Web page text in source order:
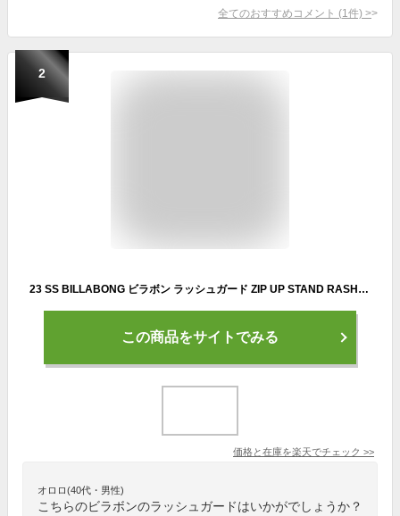
全てのおすすめコメント (1 件) >
2
23 SS BILLABONG ビラボン ラッシュガード ZIP UP STAND RASHGUARD 長袖 パーカー UVカット UPF50+ レディース サーフィン マリンスポーツ 品番 BD013-857 BD013857 日本正規品
この商品をサイトでみる
価格と在庫を楽天でチェック >>
オロロ(40代・男性)
こちらのビラボンのラッシュガードはいかがでしょうか？